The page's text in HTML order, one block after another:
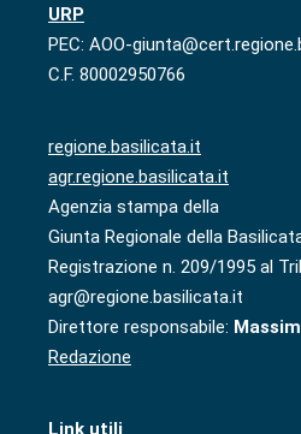
URP
PEC: AOO-
C.F. 80002950766
regione.basilicata.it
agr.regione.basilicata.it
Agenzia stampa della
Giunta Regionale della
Registrazione n. 209/1995 al
agr@regione.basilicata.it
Direttore responsabile:
Redazione
Link utili